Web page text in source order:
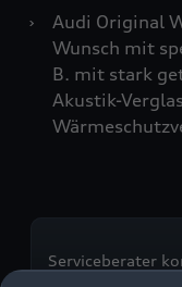
›
Audi Original
Wunsch mit
B. mit stark
Akustik-
Serviceberater